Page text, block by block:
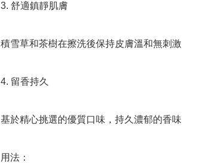
3. 舒適鎮靜肌膚
積雪草和茶樹在擦洗後保持皮膚溫和無刺激
4. 留香持久
基於精心挑選的優質口味，持久濃郁的香味
用法：